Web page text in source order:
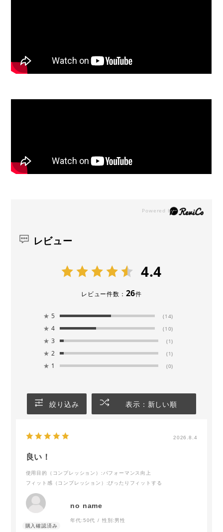
レビュー
4.4
レビュー件数： 26件
★ 5 (14)
★ 4 (10)
★ 3 (1)
★ 2 (1)
★ 1 (0)
絞り込み 表示：新しい順
2026.8.4
良い！
使用目的（コンプレッション）
:パフォーマンス向上
フィット感（コンプレッション）
:ぴったりフィットする
no name
年代:50代 性別:男性